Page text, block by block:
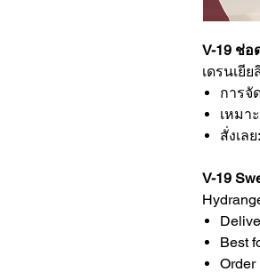
V-19 ช่อ
เดรนเยีย
การจั
เหมา
สั่งเล
V-19
Best
Order